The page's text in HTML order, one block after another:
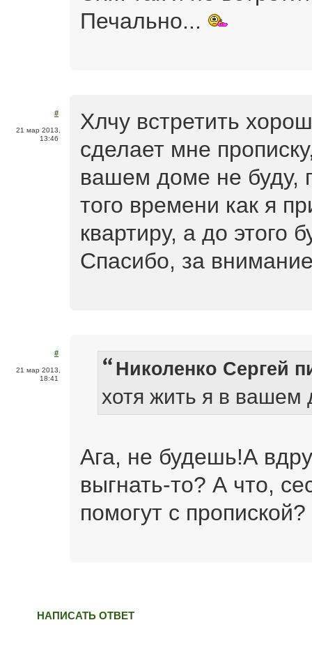
Печально...
#
21 мар 2013,
13:46
Хлчу встретить
сделает мне
вашем доме не буду,
того времени как я
квартиру, а до этого
Спасибо, за
#
21 мар 2013,
18:41
Николенко Сергей
хотя жить я в вашем
Ага, не будешь!А
выгнать-то? А что,
помогут с пропиской?
НАПИСАТЬ ОТВЕТ